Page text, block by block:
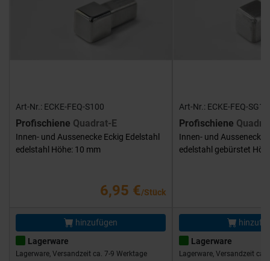
Art-Nr.: ECKE-FEQ-S100
Profischiene Quadrat-E
Innen- und Aussenecke Eckig Edelstahl
edelstahl Höhe: 10 mm
6,95 €/Stück
hinzufügen
Lagerware
Lagerware, Versandzeit ca. 7-9 Werktage
Art-Nr.: ECKE-FEQ-
Profischiene
Innen- und Aussenecke
edelstahl gebürstet
Lagerware
Lagerware, Versandzeit ca.